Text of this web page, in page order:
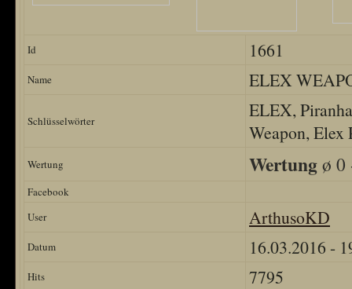
Id 1661
Name ELEX
Schlüsselwörter
ELEX,
Weapon, Elex
Wertung Wertungø 0
Facebook
User
ArthusoKD
Datum 16.03.2016 -
Hits 7795